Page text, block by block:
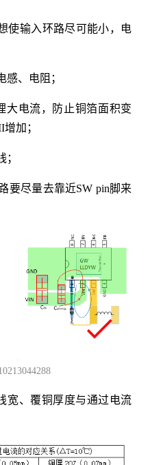
使输入环路尽可能小，电
、电阻；
电流，防止铜箔面积变
加；
要尽量去靠近SW pin脚来
宽、覆铜厚度与通过电流